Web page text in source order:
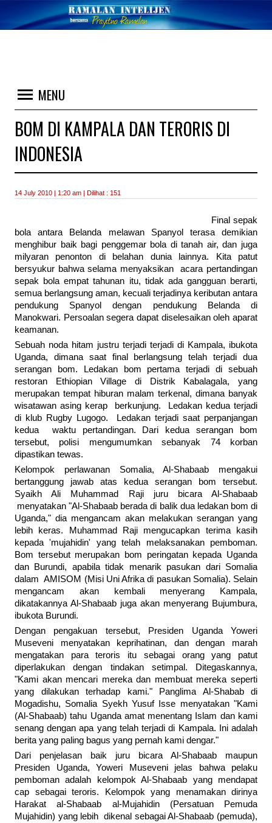
MENU
BOM DI KAMPALA DAN TERORIS DI
INDONESIA
14 July 2010 | 1:20 am | Dilihat : 151
Final sepak
bola antara Belanda melawan Spanyol terasa demikian
menghibur baik bagi penggemar bola di tanah air, dan juga
milyaran penonton di belahan dunia lainnya. Kita patut
bersyukur bahwa selama menyaksikan acara pertandingan
sepak bola empat tahunan itu, tidak ada gangguan berarti,
semua berlangsung aman, kecuali terjadinya keributan antara
pendukung Spanyol dengan pendukung Belanda di
Manokwari. Persoalan segera dapat diselesaikan oleh aparat
keamanan.
Sebuah noda hitam justru terjadi terjadi di Kampala, ibukota
Uganda, dimana saat final berlangsung telah terjadi dua
serangan bom. Ledakan bom pertama terjadi di sebuah
restoran Ethiopian Village di Distrik Kabalagala, yang
merupakan tempat hiburan malam terkenal, dimana banyak
wisatawan asing kerap berkunjung. Ledakan kedua terjadi
di klub Rugby Lugogo. Ledakan terjadi saat perpanjangan
kedua waktu pertandingan. Dari kedua serangan bom
tersebut, polisi mengumumkan sebanyak 74 korban
dipastikan tewas.
Kelompok perlawanan Somalia, Al-Shabaab mengakui
bertanggung jawab atas kedua serangan bom tersebut.
Syaikh Ali Muhammad Raji juru bicara Al-Shabaab
menyatakan "Al-Shabaab berada di balik dua ledakan bom di
Uganda," dia mengancam akan melakukan serangan yang
lebih keras. Muhammad Raji mengucapkan terima kasih
kepada 'mujahidin' yang telah melaksanakan pemboman.
Bom tersebut merupakan bom peringatan kepada Uganda
dan Burundi, apabila tidak menarik pasukan dari Somalia
dalam AMISOM (Misi Uni Afrika di pasukan Somalia). Selain
mengancam akan kembali menyerang Kampala,
dikatakannya Al-Shabaab juga akan menyerang Bujumbura,
ibukota Burundi.
Dengan pengakuan tersebut, Presiden Uganda Yoweri
Museveni menyatakan keprihatinan, dan dengan marah
mengatakan para teroris itu sebagai orang yang patut
diperlakukan dengan tindakan setimpal. Ditegaskannya,
"Kami akan mencari mereka dan membuat mereka seperti
yang dilakukan terhadap kami." Panglima Al-Shabab di
Mogadishu, Somalia Syekh Yusuf Isse menyatakan "Kami
(Al-Shabaab) tahu Uganda amat menentang Islam dan kami
senang dengan apa yang telah terjadi di Kampala. Ini adalah
berita yang paling bagus yang pernah kami dengar."
Dari penjelasan baik juru bicara Al-Shabaab maupun
Presiden Uganda, Yoweri Museveni jelas bahwa pelaku
pemboman adalah kelompok Al-Shabaab yang mendapat
cap sebagai teroris. Kelompok yang menamakan dirinya
Harakat al-Shabaab al-Mujahidin (Persatuan Pemuda
Mujahidin) yang lebih dikenal sebagai Al-Shabaab (pemuda),